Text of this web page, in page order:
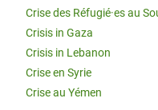
Crise des Réfugié·es au
Crisis in Gaza
Crisis in Lebanon
Crise en Syrie
Crise au Yémen